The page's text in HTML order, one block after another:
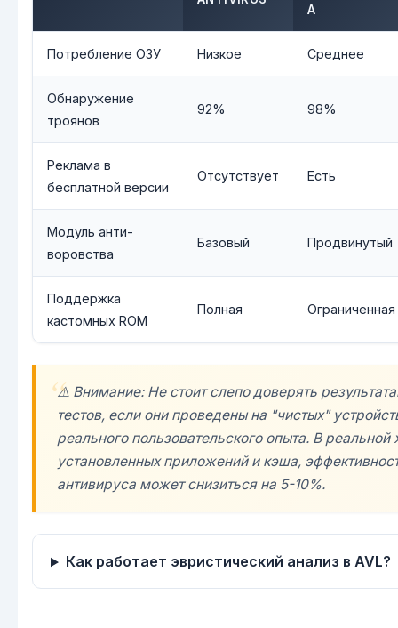
А
Потребление ОЗУ Низкое Среднее
Обнаружение
троянов
92% 98%
Реклама в
бесплатной версии
Отсутствует Есть
Модуль анти-
воровства
Базовый Продвинутый
Поддержка
кастомных ROM
Полная Ограниченная
⚠️ Внимание: Не стоит слепо доверять
тестов, если они проведены на "чистых"
реального пользовательского опыта. В реальной
установленных приложений и кэша,
антивируса может снизиться на 5-10%.
Как работает эвристический анализ в AVL?